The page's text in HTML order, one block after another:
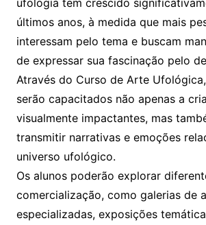
últimos anos, à medida que mais
interessam pelo tema e buscam
de expressar sua fascinação pelo
Através do Curso de Arte
serão capacitados não apenas a
visualmente impactantes, mas
transmitir narrativas e emoções
universo ufológico.
Os alunos poderão explorar
comercialização, como galerias de
especializadas, exposições